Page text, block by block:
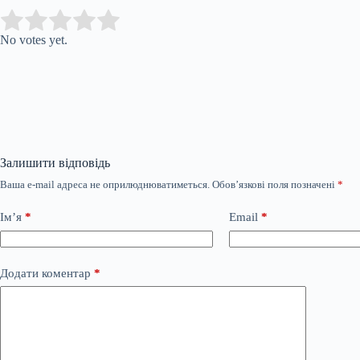
Rate this item:
No votes yet.
Залишити відповідь
Ваша e-mail адреса не оприлюднюватиметься. Обов’язкові поля позначені *
Ім’я * Email *
Додати коментар *